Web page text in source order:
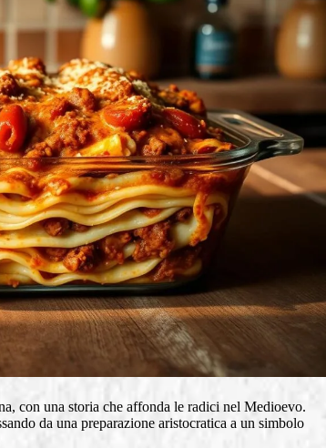
con una storia che affonda le radici nel Medioevo.
da una preparazione aristocratica a un simbolo